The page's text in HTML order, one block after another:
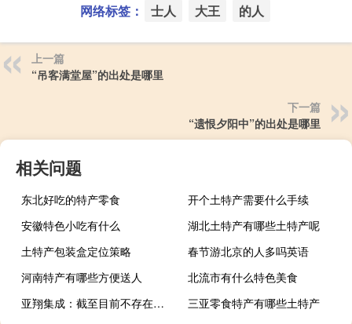
网络标签： 士人 大王 的人
上一篇
“吊客满堂屋”的出处是哪里
下一篇
“遗恨夕阳中”的出处是哪里
相关问题
东北好吃的特产零食
开个土特产需要什么手续
安徽特色小吃有什么
湖北土特产有哪些土特产呢
土特产包装盒定位策略
春节游北京的人多吗英语
河南特产有哪些方便送人
北流市有什么特色美食
亚翔集成：截至目前不存在影响股价异动的重大事宜
三亚零食特产有哪些土特产